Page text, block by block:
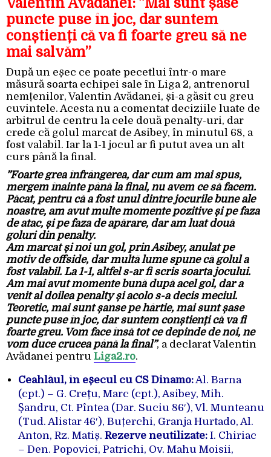
Valentin Avădanei: ”Mai sunt șase
puncte puse în joc, dar suntem
conștienți că va fi foarte greu să ne
mai salvăm”
După un eșec ce poate pecetlui într-o mare
măsură soarta echipei sale în Liga 2, antrenorul
nemțenilor, Valentin Avădanei, și-a găsit cu greu
cuvintele. Acesta nu a comentat deciziile luate de
arbitrul de centru la cele două penalty-uri, dar
crede că golul marcat de Asibey, în minutul 68, a
fost valabil. Iar la 1-1 jocul ar fi putut avea un alt
curs până la final.
”Foarte grea înfrângerea, dar cum am mai spus,
mergem înainte până la final, nu avem ce să facem.
Păcat, pentru că a fost unul dintre jocurile bune ale
noastre, am avut multe momente pozitive și pe faza
de atac, și pe faza de apărare, dar am luat două
goluri din penalty.
Am marcat și noi un gol, prin Asibey, anulat pe
motiv de offside, dar multă lume spune că golul a
fost valabil. La 1-1, altfel s-ar fi scris soarta jocului.
Am mai avut momente bună după acel gol, dar a
venit al doilea penalty și acolo s-a decis meciul.
Teoretic, mai sunt șanse pe hârtie, mai sunt șase
puncte puse în joc, dar suntem conștienți că va fi
foarte greu. Vom face însă tot ce depinde de noi, ne
vom duce crucea până la final”, a declarat Valentin
Avădanei pentru Liga2.ro.
Ceahlăul, în eșecul cu CS Dinamo:Al. Barna
(cpt.) – G. Crețu, Marc (cpt.), Asibey, Mih.
Șandru, Ct. Pîntea (Dar. Suciu 86′), Vl. Munteanu
(Tud. Alistar 46′), Buțerchi, Granja Hurtado, Al.
Anton, Rz. Matiș. Rezerve neutilizate: I. Chiriac
– Den. Popovici, Patrichi, Ov. Mahu Moisii,